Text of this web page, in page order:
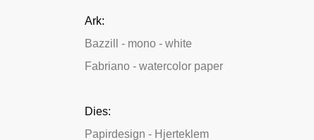
Ark:
Bazzill - mono - white
Fabriano - watercolor paper
Dies:
Papirdesign - Hjerteklem